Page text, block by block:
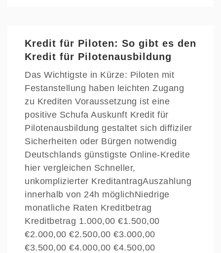
Kredit für Piloten: So gibt es den
Kredit für Pilotenausbildung
Das Wichtigste in Kürze: Piloten mit
Festanstellung haben leichten Zugang
zu Krediten Voraussetzung ist eine
positive Schufa Auskunft Kredit für
Pilotenausbildung gestaltet sich diffiziler
Sicherheiten oder Bürgen notwendig
Deutschlands günstigste Online-Kredite
hier vergleichen Schneller,
unkomplizierter KreditantragAuszahlung
innerhalb von 24h möglichNiedrige
monatliche Raten Kreditbetrag
Kreditbetrag 1.000,00 €1.500,00
€2.000,00 €2.500,00 €3.000,00
€3.500,00 €4.000,00 €4.500,00